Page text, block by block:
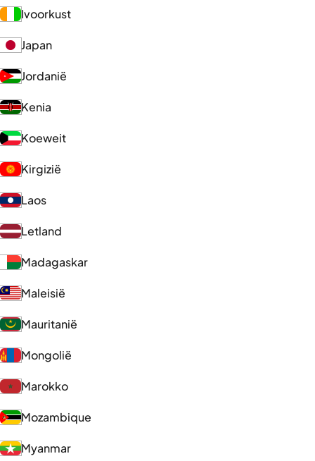
Ivoorkust
Japan
Jordanië
Kenia
Koeweit
Kirgizië
Laos
Letland
Madagaskar
Maleisië
Mauritanië
Mongolië
Marokko
Mozambique
Myanmar